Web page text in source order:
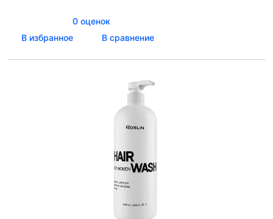
0 оценок
В избранное
В сравнение